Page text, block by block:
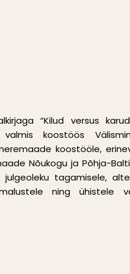
“Kilud versus
koostöös
koostööle,
Nõukogu ja Põhja-
julgeoleku tagamisele,
ning ühistele